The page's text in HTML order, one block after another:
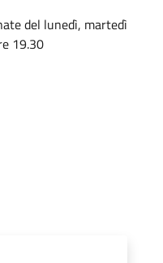
del lunedì, martedì
19.30